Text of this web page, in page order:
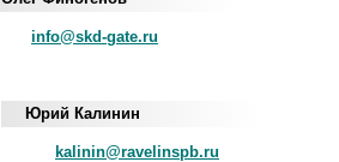
info@skd-gate.ru
Юрий Калинин
kalinin@ravelinspb.ru